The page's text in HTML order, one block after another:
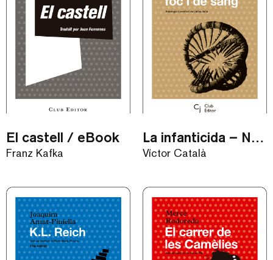
El castell / eBook
Franz Kafka
La infanticida – Nou Contes / eBook
Víctor Català